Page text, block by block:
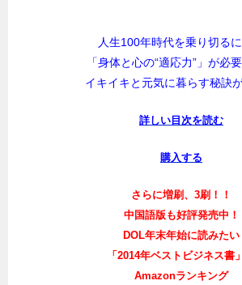
人生100年時代を乗り切るに
「身体と心の“適応力”」が必要
イキイキと元気に暮らす秘訣
詳しい目次を読む
購入する
さらに増刷、3刷！！
中国語版も好評発売中！
DOL年末年始に読みたい
「2014年ベストビジネス書
Amazonランキング